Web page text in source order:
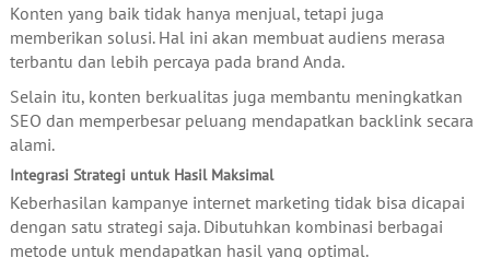
Konten yang baik tidak hanya menjual, tetapi juga
memberikan solusi. Hal ini akan membuat audiens merasa
terbantu dan lebih percaya pada brand Anda.
Selain itu, konten berkualitas juga membantu meningkatkan
SEO dan memperbesar peluang mendapatkan backlink secara
alami.
Integrasi Strategi untuk Hasil Maksimal
Keberhasilan kampanye internet marketing tidak bisa dicapai
dengan satu strategi saja. Dibutuhkan kombinasi berbagai
metode untuk mendapatkan hasil yang optimal.